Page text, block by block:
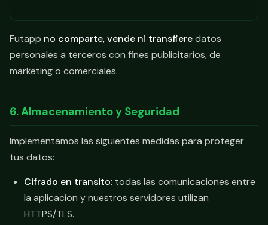
Futapp no comparte, vende ni transfieredatos
personales a terceros con fines publicitarios, de
marketing o comerciales.
6. Almacenamiento y Seguridad
Implementamos las siguientes medidas para proteger
tus datos:
Cifrado en transito: todas las comunicaciones entre
la aplicacion y nuestros servidores utilizan
HTTPS/TLS.